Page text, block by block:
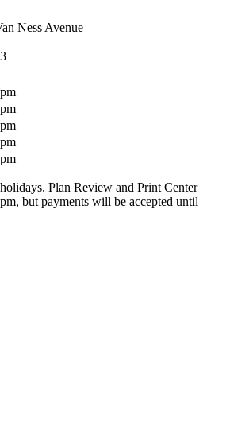
Ness Avenue
Plan Review and Print Center
but payments will be accepted until